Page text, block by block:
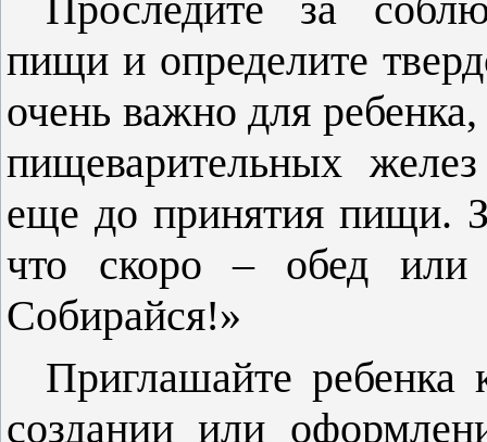
пищи и определите
очень важно для ребенка,
пищеварительных
еще до принятия пищи.
что скоро – обед
Собирайся!»
Приглашайте ребенка
создании или